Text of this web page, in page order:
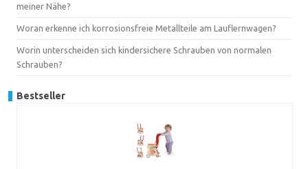
meiner Nähe?
Woran erkenne ich korrosionsfreie Metallteile am Lauflernwagen?
Worin unterscheiden sich kindersichere Schrauben von normalen
Schrauben?
Bestseller